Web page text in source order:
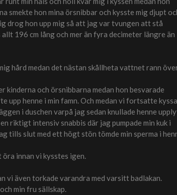
smekte hon mina örsnibbar och kysste mig djupt
drog hon upp mig så att jag var tvungen att stå
196 cm lång och mer än fyra decimeter längre än
hård medan det nästan skållheta vattnet rann
kinderna och örsnibbarna medan hon besvarade
upp henne i min famn. Och medan vi fortsatte
i duschen varpå jag sedan knullade henne
riktigt intensiv snabbis där jag pumpade min kuk i
tills slut med ett högt stön tömde min sperma i
öra innan vi kysstes igen.
vi även torkade varandra med varsitt badlakan.
min fru sällskap.